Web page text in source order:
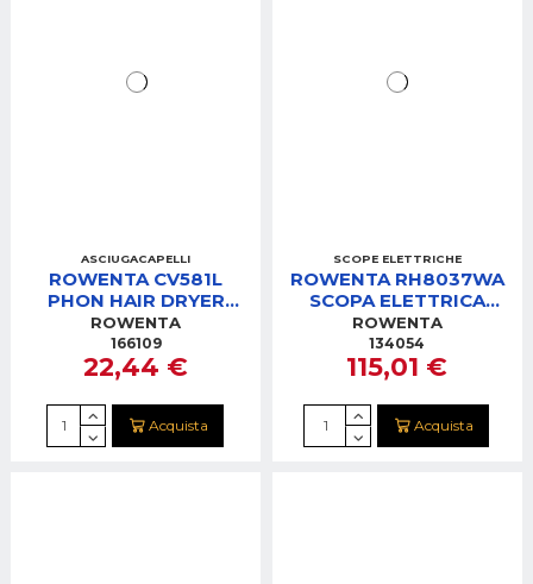
ASCIUGACAPELLI
ROWENTA CV581L
PHON HAIR DRYER
STUDIO DRY
ROWENTA
166109
22,44 €
Acquista
SCOPE ELETTRICHE
ROWENTA RH8037WA
SCOPA ELETTRICA
POWERLINE C/SACCO
ROWENTA
134054
115,01 €
Acquista